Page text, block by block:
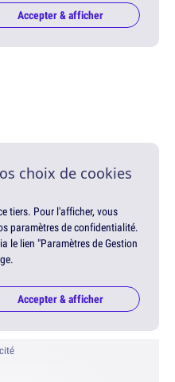
Accepter & afficher
choix de cookies
tiers. Pour l'afficher, vous
paramètres de confidentialité.
le lien "Paramètres de Gestion
Accepter & afficher